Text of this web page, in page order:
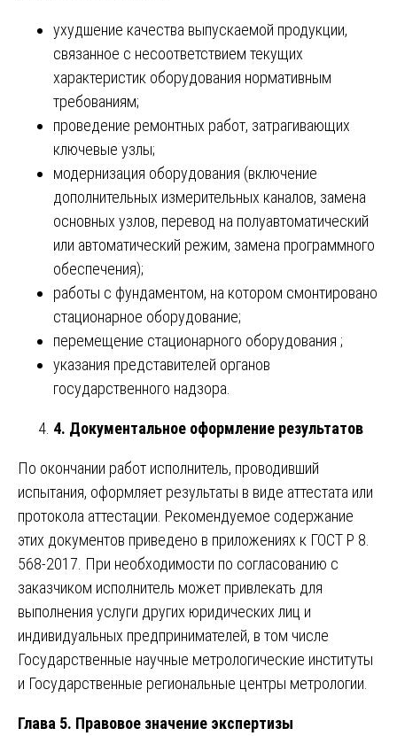
ухудшение качества выпускаемой продукции,
связанное с несоответствием текущих
характеристик оборудования нормативным
требованиям;
проведение ремонтных работ, затрагивающих
ключевые узлы;
модернизация оборудования (включение
дополнительных измерительных каналов, замена
основных узлов, перевод на полуавтоматический
или автоматический режим, замена программного
обеспечения);
работы с фундаментом, на котором смонтировано
стационарное оборудование;
перемещение стационарного оборудования ;
указания представителей органов
государственного надзора.
4. Документальное оформление результатов
По окончании работ исполнитель, проводивший
испытания, оформляет результаты в виде аттестата или
протокола аттестации. Рекомендуемое содержание
этих документов приведено в приложениях к ГОСТ Р 8.
568-2017. При необходимости по согласованию с
заказчиком исполнитель может привлекать для
выполнения услуги других юридических лиц и
индивидуальных предпринимателей, в том числе
Государственные научные метрологические институты
и Государственные региональные центры метрологии.
Глава 5. Правовое значение экспертизы